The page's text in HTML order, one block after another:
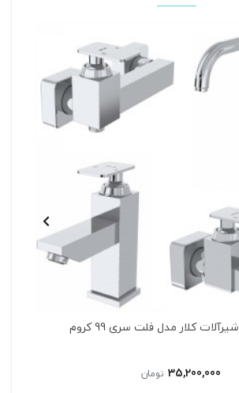
شیر مرکزی روشویی KWC
10,180,000 تومان